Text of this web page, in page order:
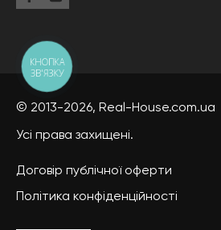
© 2013-2026, Real-House.com.ua
Усі права захищені.
Договір публічної оферти
Політика конфіденційності
КНОПКА
ЗВ'ЯЗКУ